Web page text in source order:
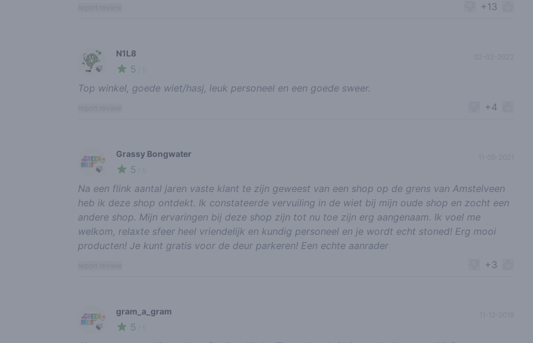
+13
🍃
N1L8
5
02-03-2022
Top winkel, goede wiet/hasj, leuk personeel en een goede sweer.
+4
🍃
Grassy Bongwater
5
Na een flink aantal jaren vaste klant te zijn geweest van een shop op de grens van Amstelveen
heb ik deze shop ontdekt. Ik constateerde vervuiling in de wiet bij mijn oude shop en zocht een
andere shop. Mijn ervaringen bij deze shop zijn tot nu toe zijn erg aangenaam. Ik voel me
welkom, relaxte sfeer heel vriendelijk en kundig personeel en je wordt echt stoned! Erg mooi
producten! Je kunt gratis voor de deur parkeren! Een echte aanrader
+3
🍃
gram_a_gram
5